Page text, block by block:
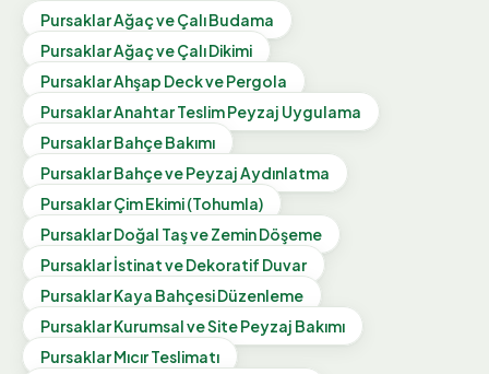
PursaklarAğaç ve Çalı Budama
PursaklarAğaç ve Çalı Dikimi
PursaklarAhşap Deck ve Pergola
PursaklarAnahtar Teslim Peyzaj Uygulama
PursaklarBahçe Bakımı
PursaklarBahçe ve Peyzaj Aydınlatma
PursaklarÇim Ekimi (Tohumla)
PursaklarDoğal Taş ve Zemin Döşeme
Pursaklarİstinat ve Dekoratif Duvar
PursaklarKaya Bahçesi Düzenleme
PursaklarKurumsal ve Site Peyzaj Bakımı
PursaklarMıcır Teslimatı